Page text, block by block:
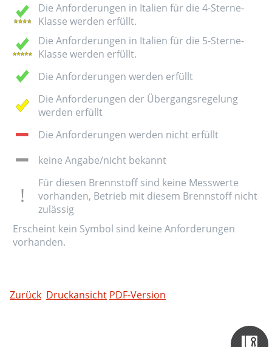
Die Anforderungen in Italien für die 4-Sterne-
Klasse werden erfüllt.
Die Anforderungen in Italien für die 5-Sterne-
Klasse werden erfüllt.
Die Anforderungen werden erfüllt
Die Anforderungen der Übergangsregelung
werden erfüllt
Die Anforderungen werden nicht erfüllt
keine Angabe/nicht bekannt
Für diesen Brennstoff sind keine Messwerte
vorhanden, Betrieb mit diesem Brennstoff nicht
zulässig
Erscheint kein Symbol sind keine Anforderungen
vorhanden.
Zurück Druckansicht PDF-Version